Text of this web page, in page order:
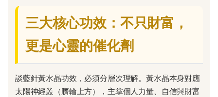
三大核心功效：不只財富，
更是心靈的催化劑
談藍針黃水晶功效，必須分層次理解。黃水晶本身對應
太陽神經叢（臍輪上方），主掌個人力量、自信與財富